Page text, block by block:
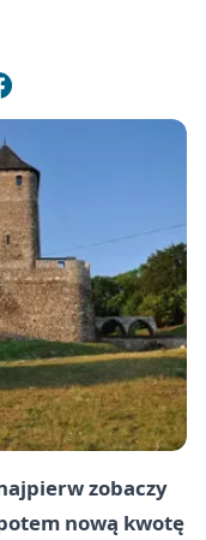
zobaczy
nową kwotę